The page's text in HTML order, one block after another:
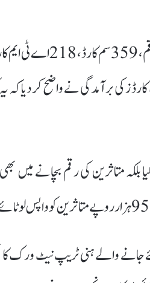
کی برآمدگی نے واضح کر دیا کہ
متاثرین کی رقم بچانے میں
جانے والے ہنی ٹریپ نیٹ ورک